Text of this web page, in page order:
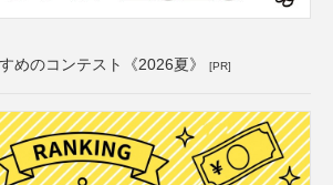
めのコンテスト《2026夏》 [PR]